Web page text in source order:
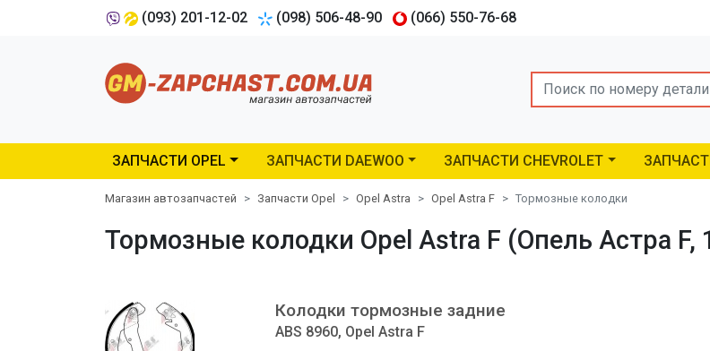
(093) 201-12-02 (098) 506-48-90 (066) 550-76-68
Search
ЗАПЧАСТИ OPEL ЗАПЧАСТИ DAEWOO ЗАПЧАСТИ CHEVROLET
Магазин автозапчастей Запчасти Opel Opel Astra Opel Astra F Тормозные колодки
Тормозные колодки Opel Astra F (Опель Астра F,
Колодки тормозные задние
ABS 8960, Opel Astra F